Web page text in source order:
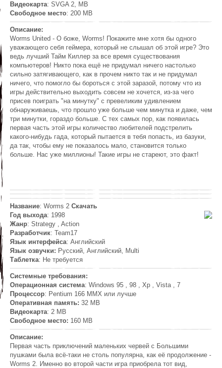
Видеокарта: SVGA 2, MB
Свободное место: 200 MB
Описание:
Worms United - О боже, Worms! Покажите мне хотя бы одного
уважающего себя геймера, который не слышал об этой игре? Это
ведь лучший Тайм Киллер за все время существования
компьютеров! Никто пока ещё не придумал ничего настолько
сильно затягивающего, как в прочем никто так и не придумал
ничего, что помогло бы бороться с этой заразой, потому что из
игры действительно выходить совсем не хочется, из-за чего
присев поиграть "на минутку" с превеликим удивлением
обнаруживаешь, что прошло уже больше чем минутка и даже, чем
три минутки, гораздо больше. С тех самых пор, как появилась
первая часть этой игры количество любителей подстрелить
какого-нибудь гада, который пытается в тебя попасть, из базуки,
да так, чтобы ему не показалось мало, становится только
больше. Нас уже миллионы! Такие игры не стареют, это факт!
Название: Worms 2 Скачать
Год выхода: 1998
Жанр: Strategy , Action
Разработчик: Team17
Язык интерфейса: Английский
Язык озвучки: Русский, Английский, Multi
Таблетка: Не требуется
Системные требования:
Операционная система: Windows 95 , 98 , Xp , Vista , 7
Процессор: Pentium 166 MMX или лучше
Оперативная память: 32 MB
Видеокарта: 2 MB
Свободное место: 160 MB
Описание:
Первая часть приключений маленьких червей с Большими
пушками была всё-таки не столь популярна, как её продолжение -
Worms 2. Именно во второй части игра приобрела тот вид,